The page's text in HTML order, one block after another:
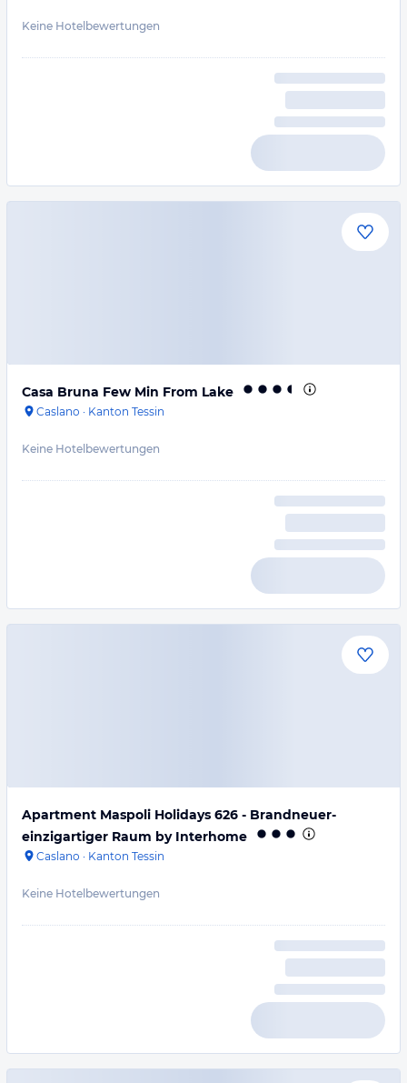
Keine Hotelbewertungen
Casa Bruna Few Min From Lake
Caslano · Kanton Tessin
Keine Hotelbewertungen
Apartment Maspoli Holidays 626 - Brandneuer-
einzigartiger Raum by Interhome
Caslano · Kanton Tessin
Keine Hotelbewertungen